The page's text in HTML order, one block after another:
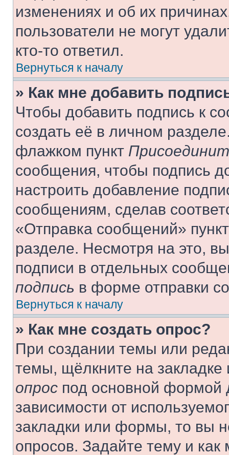
изменениях и об их
пользователи не могут
кто-то ответил.
Вернуться к началу
» Как мне добавить
Чтобы добавить подпись к
создать её в личном
флажком пункт
сообщения, чтобы подпись
настроить добавление
сообщениям, сделав
«Отправка сообщений»
разделе. Несмотря на это,
подписи в отдельных
подпись в форме отправки
Вернуться к началу
» Как мне создать опрос?
При создании темы или
темы, щёлкните на
опрос под основной формой
зависимости от
закладки или формы, то вы
опросов. Задайте тему и